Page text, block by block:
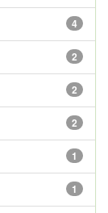
4
2
2
2
1
1